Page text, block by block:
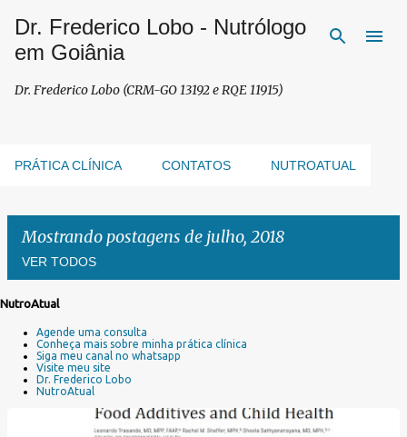
Pular para o conteúdo principal
Dr. Frederico Lobo - Nutrólogo
em Goiânia
Dr. Frederico Lobo (CRM-GO 13192 e RQE 11915)
PRÁTICA CLÍNICA CONTATOS NUTROATUAL
Mostrando postagens de julho, 2018
VER TODOS
NutroAtual
Agende uma consulta
Conheça mais sobre minha prática clínica
Siga meu canal no whatsapp
Visite meu site
Dr. Frederico Lobo
NutroAtual